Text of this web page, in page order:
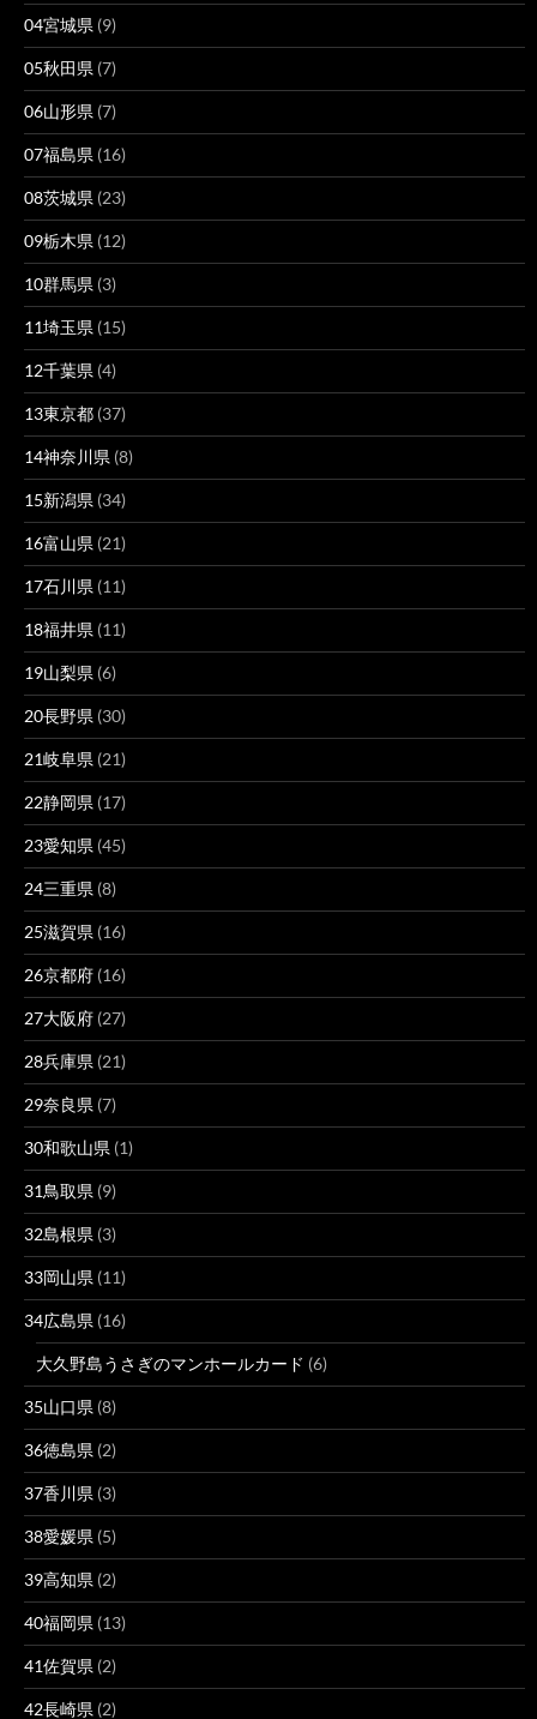
04宮城県 (9)
05秋田県 (7)
06山形県 (7)
07福島県 (16)
08茨城県 (23)
09栃木県 (12)
10群馬県 (3)
11埼玉県 (15)
12千葉県 (4)
13東京都 (37)
14神奈川県 (8)
15新潟県 (34)
16富山県 (21)
17石川県 (11)
18福井県 (11)
19山梨県 (6)
20長野県 (30)
21岐阜県 (21)
22静岡県 (17)
23愛知県 (45)
24三重県 (8)
25滋賀県 (16)
26京都府 (16)
27大阪府 (27)
28兵庫県 (21)
29奈良県 (7)
30和歌山県 (1)
31鳥取県 (9)
32島根県 (3)
33岡山県 (11)
34広島県 (16)
大久野島うさぎのマンホールカード (6)
35山口県 (8)
36徳島県 (2)
37香川県 (3)
38愛媛県 (5)
39高知県 (2)
40福岡県 (13)
41佐賀県 (2)
42長崎県 (2)